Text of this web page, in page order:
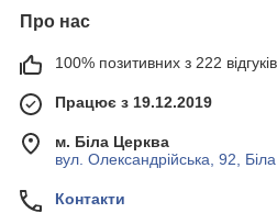
Про нас
100% позитивних з 222
Працює з 19.12.2019
м. Біла Церква
вул. Олександрійська, 92,
Контакти